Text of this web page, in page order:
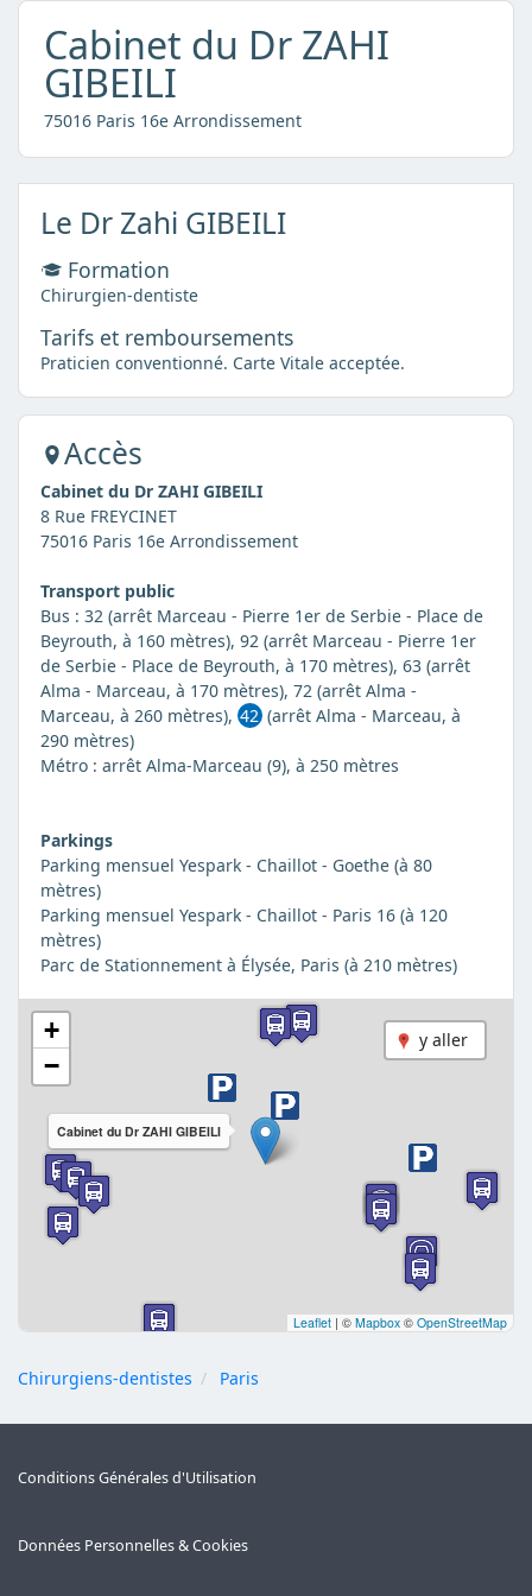
Cabinet du Dr ZAHI
GIBEILI
75016 Paris 16e Arrondissement
Le Dr Zahi GIBEILI
Formation
Chirurgien-dentiste
Tarifs et remboursements
Praticien conventionné. Carte Vitale acceptée.
Accès
Cabinet du Dr ZAHI GIBEILI
8 Rue FREYCINET
75016 Paris 16e Arrondissement
Transport public
Bus : 32 (arrêt Marceau - Pierre 1er de Serbie - Place de
Beyrouth, à 160 mètres), 92 (arrêt Marceau - Pierre 1er
de Serbie - Place de Beyrouth, à 170 mètres), 63 (arrêt
Alma - Marceau, à 170 mètres), 72 (arrêt Alma -
Marceau, à 260 mètres), 42(arrêt Alma - Marceau, à
290 mètres)
Métro : arrêt Alma-Marceau (9), à 250 mètres
Parkings
Parking mensuel Yespark - Chaillot - Goethe (à 80
mètres)
Parking mensuel Yespark - Chaillot - Paris 16 (à 120
mètres)
Parc de Stationnement à Élysée, Paris (à 210 mètres)
y aller
Cabinet du Dr ZAHI GIBEILI
+
−
Leaflet | © Mapbox © OpenStreetMap
Chirurgiens-dentistes Paris
Conditions Générales d'Utilisation
Données Personnelles & Cookies